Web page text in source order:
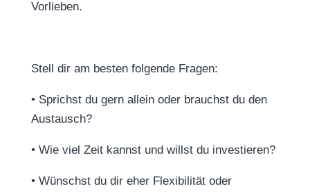
Vorlieben.
Stell dir am besten folgende Fragen:
• Sprichst du gern allein oder brauchst du den
Austausch?
• Wie viel Zeit kannst und willst du investieren?
• Wünschst du dir eher Flexibilität oder